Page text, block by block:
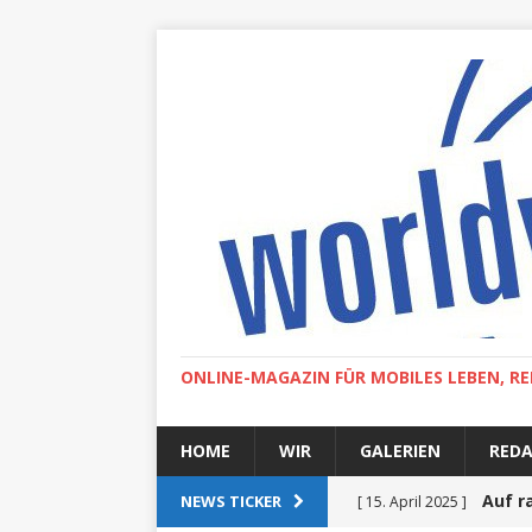
ONLINE-MAGAZIN FÜR MOBILES LEBEN,
HOME WIR GALERIEN
NEWS TICKER [ 15. April 2025 ] Auf